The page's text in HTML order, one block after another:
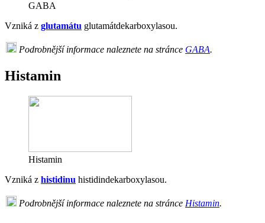
GABA
Vzniká z glutamátu glutamátdekarboxylasou.
Podrobnější informace naleznete na stránce GABA.
Histamin
Histamin
Vzniká z histidinu histidindekarboxylasou.
Podrobnější informace naleznete na stránce Histamin.